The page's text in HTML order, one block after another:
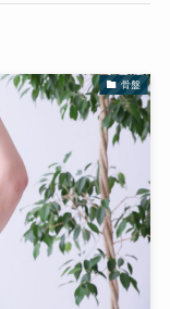
骨盤